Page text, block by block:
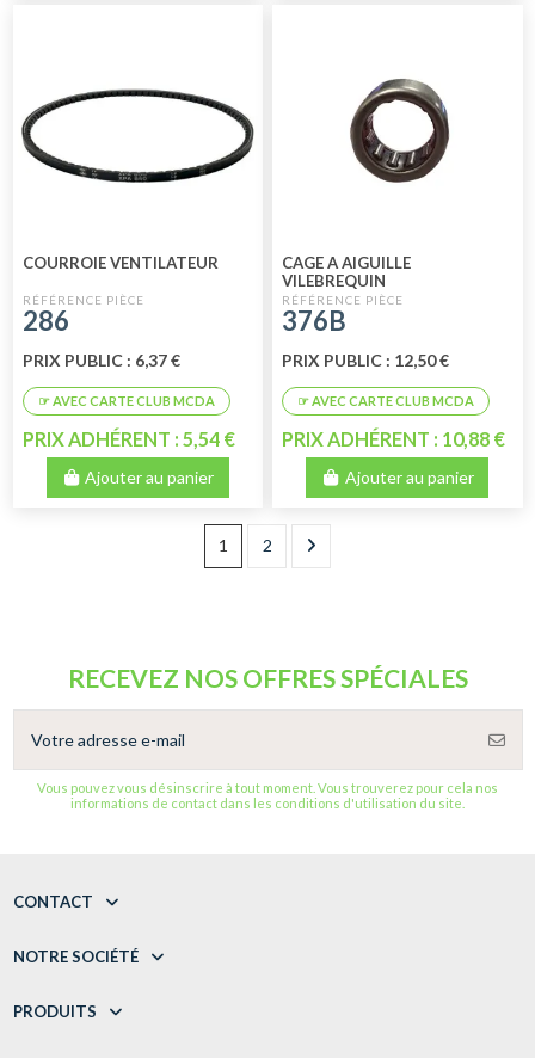
COURROIE VENTILATEUR
286
PRIX PUBLIC : 6,37 €
PRIX ADHÉRENT : 5,54 €
Ajouter au panier
CAGE A AIGUILLE
VILEBREQUIN
376B
PRIX PUBLIC : 12,50 €
PRIX ADHÉRENT : 10,88 €
Ajouter au panier
1 2
RECEVEZ NOS OFFRES SPÉCIALES
Vous pouvez vous désinscrire à tout moment. Vous trouverez pour cela nos
informations de contact dans les conditions d'utilisation du site.
CONTACT
NOTRE SOCIÉTÉ
PRODUITS